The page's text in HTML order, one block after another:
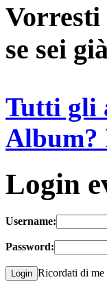
Vorresti
se sei
Tutti gli
Album?
Login
Username:
Password:
Ricordati di me